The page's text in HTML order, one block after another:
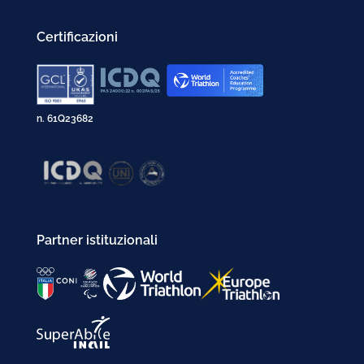
Certificazioni
n. 61Q23682
Partner istituzionali